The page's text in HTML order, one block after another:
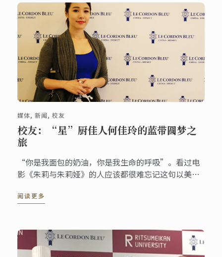
媒体, 新闻, 校友
校友：“星”厨佳人何佳玲的蓝带圆梦之
旅
“你是我面包的奶油，你是我生命的呼吸”。看过电
影《朱莉与朱莉娅》的人应该都很难忘记这句以美食
这部电影则给了她踏上美食之路的勇气。“我决定利
阅读更多